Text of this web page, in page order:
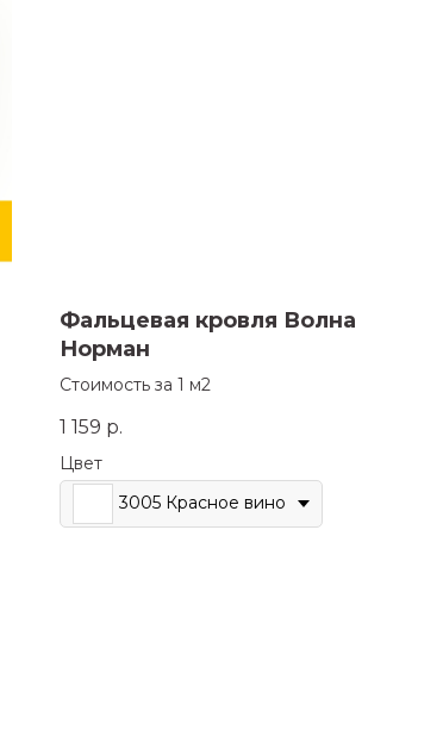
Фальцевая кровля Волна
Норман
Стоимость за 1 м2
1 159 р.
Цвет
3005 Красное вино